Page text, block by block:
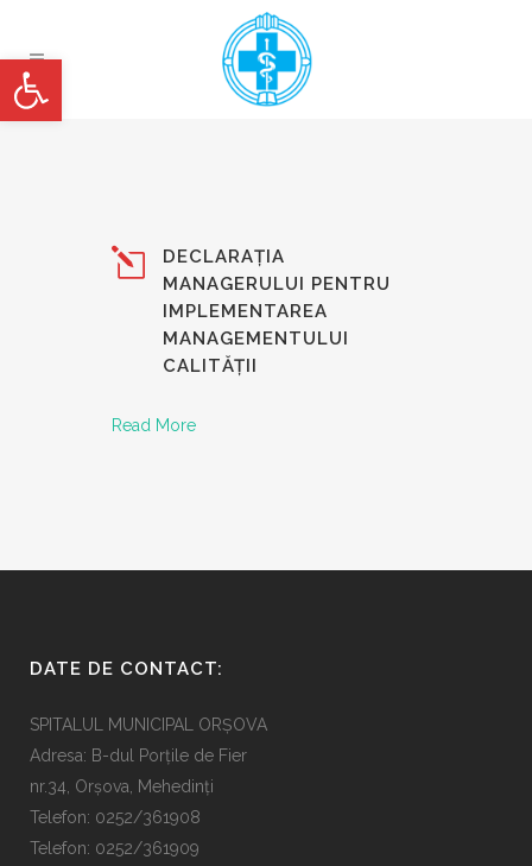
Deschide bara de unelte
DECLARAȚIA
MANAGERULUI PENTRU
IMPLEMENTAREA
MANAGEMENTULUI
CALITĂȚII
Read More
DATE DE CONTACT:
SPITALUL MUNICIPAL ORȘOVA
Adresa: B-dul Porțile de Fier
nr.34, Orșova, Mehedinți
Telefon: 0252/361908
Telefon: 0252/361909